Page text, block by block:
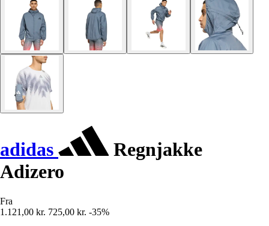
adidas
Regnjakke
Adizero
Fra
1.121,00 kr. 725,00 kr. -35%